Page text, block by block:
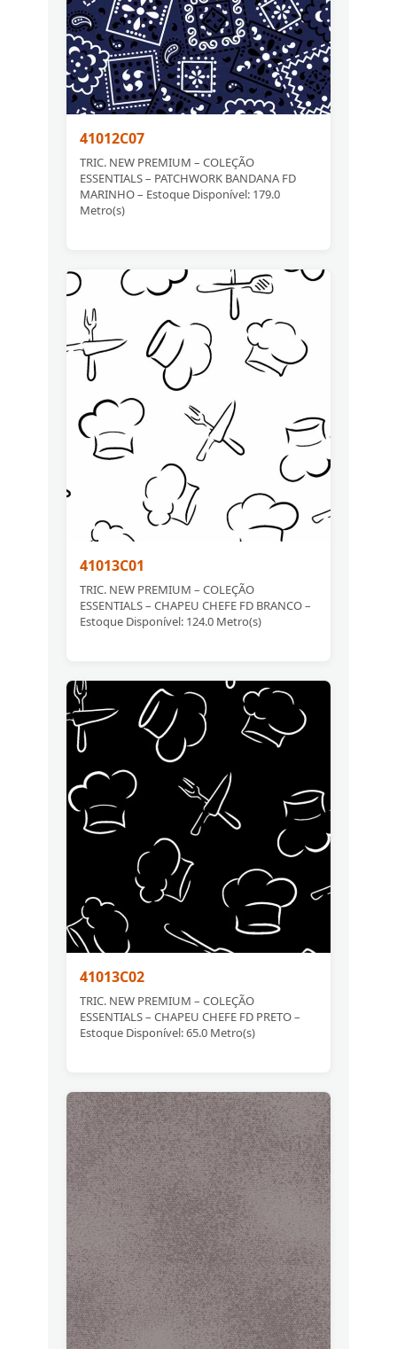
41012C07
TRIC. NEW PREMIUM – COLEÇÃO
ESSENTIALS – PATCHWORK BANDANA FD
MARINHO – Estoque Disponível: 179.0
Metro(s)
41013C01
TRIC. NEW PREMIUM – COLEÇÃO
ESSENTIALS – CHAPEU CHEFE FD BRANCO –
Estoque Disponível: 124.0 Metro(s)
41013C02
TRIC. NEW PREMIUM – COLEÇÃO
ESSENTIALS – CHAPEU CHEFE FD PRETO –
Estoque Disponível: 65.0 Metro(s)